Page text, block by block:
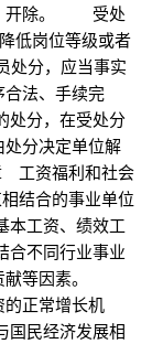
、开除。 受处
低岗位等级或者
分，应当事实
法、手续完
分，在受处分
分决定单位解
资福利和社会
合的事业单位
工资、绩效工
不同行业事业
贡献等因素。
正常增长机
民经济发展相